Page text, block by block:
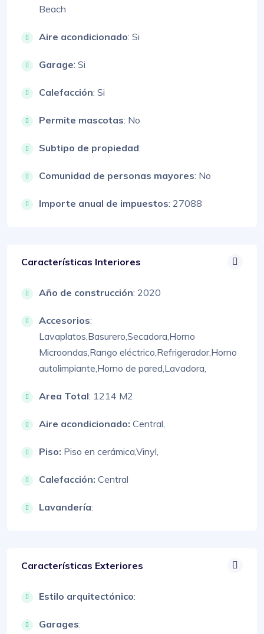
Beach
Aire acondicionado: Si
Garage: Si
Calefacción: Si
Permite mascotas: No
Subtipo de propiedad:
Comunidad de personas mayores: No
Importe anual de impuestos: 27088
Características Interiores
Año de construcción: 2020
Accesorios:
Lavaplatos,Basurero,Secadora,Horno
Microondas,Rango eléctrico,Refrigerador,Horno
autolimpiante,Horno de pared,Lavadora,
Area Total: 1214 M2
Aire acondicionado: Central,
Piso: Piso en cerámica,Vinyl,
Calefacción: Central
Lavandería:
Características Exteriores
Estilo arquitectónico:
Garages: